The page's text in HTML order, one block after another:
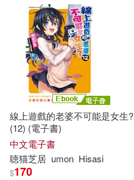
線上遊戲的老婆不可能是女生?
(12) (電子書)
中文電子書
聴猫芝居 umon Hisasi
$170